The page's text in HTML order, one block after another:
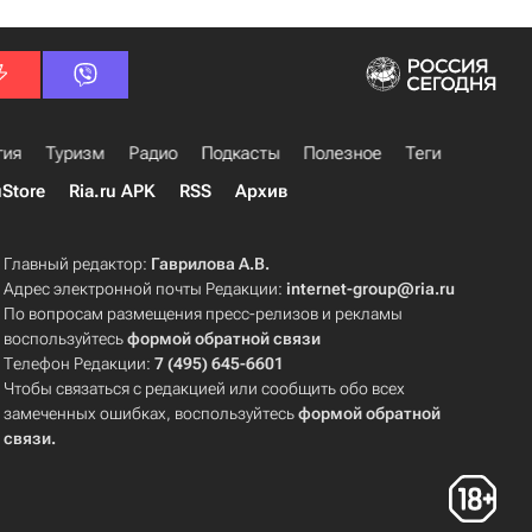
Туризм Радио Подкасты Полезное
Теги
Ria.ru APK RSS Архив
Главный редактор: Гаврилова А.В.
Адрес электронной почты Редакции:internet-group@ria.ru
По вопросам размещения пресс-релизов и рекламы
воспользуйтесьформой обратной связи
Телефон Редакции:7 (495) 645-6601
Чтобы связаться с редакцией или сообщить обо всех
замеченных ошибках, воспользуйтесьформой обратной
связи.